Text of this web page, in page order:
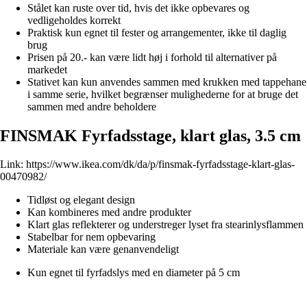
Stålet kan ruste over tid, hvis det ikke opbevares og
vedligeholdes korrekt
Praktisk kun egnet til fester og arrangementer, ikke til daglig
brug
Prisen på 20.- kan være lidt høj i forhold til alternativer på
markedet
Stativet kan kun anvendes sammen med krukken med tappehane
i samme serie, hvilket begrænser mulighederne for at bruge det
sammen med andre beholdere
FINSMAK Fyrfadsstage, klart glas, 3.5 cm
Link: https://www.ikea.com/dk/da/p/finsmak-fyrfadsstage-klart-glas-
00470982/
Tidløst og elegant design
Kan kombineres med andre produkter
Klart glas reflekterer og understreger lyset fra stearinlysflammen
Stabelbar for nem opbevaring
Materiale kan være genanvendeligt
Kun egnet til fyrfadslys med en diameter på 5 cm